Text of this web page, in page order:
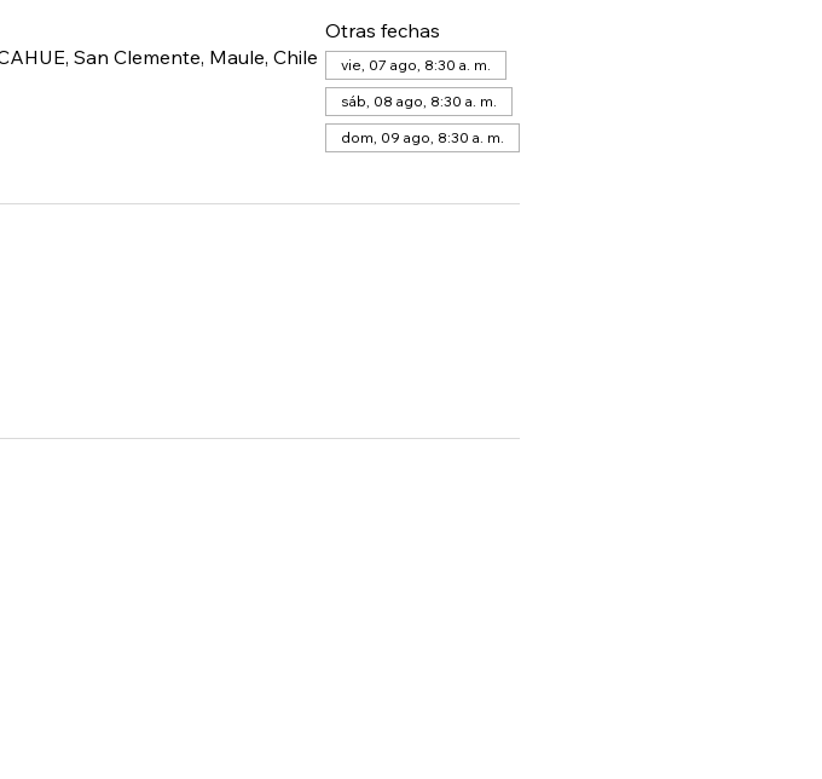
San Clemente, Maule, Chile
Otras fechas
vie, 07 ago, 8:30 a. m.
sáb, 08 ago, 8:30 a. m.
dom, 09 ago, 8:30 a. m.